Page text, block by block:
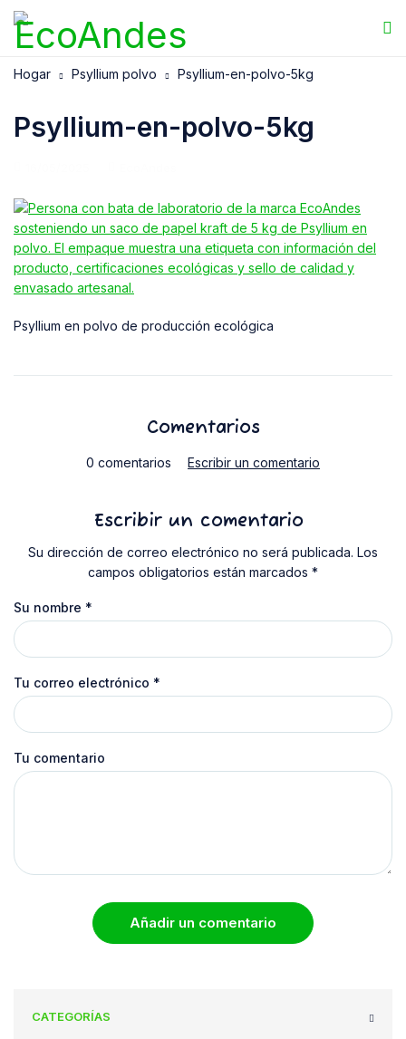
Hogar Psyllium polvo Psyllium-en-polvo-5kg
Psyllium-en-polvo-5kg
Psyllium en polvo de producción ecológica
Comentarios
0 comentarios Escribir un comentario
Escribir un comentario
Su dirección de correo electrónico no será publicada. Los
campos obligatorios están marcados *
Su nombre *
Tu correo electrónico *
Tu comentario
Añadir un comentario
CATEGORÍAS